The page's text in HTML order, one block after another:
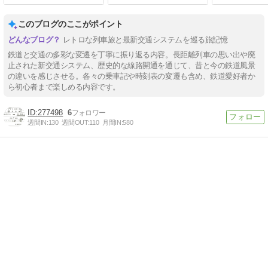
このブログのここがポイント
レトロな列車旅と最新交通システムを巡る旅記憶
鉄道と交通の多彩な変遷を丁寧に振り返る内容。長距離列車の思い出や廃
止された新交通システム、歴史的な線路開通を通じて、昔と今の鉄道風景
の違いを感じさせる。各々の乗車記や時刻表の変遷も含め、鉄道愛好者か
ら初心者まで楽しめる内容です。
277498 6
週間IN:130 週間OUT:110 月間IN:580